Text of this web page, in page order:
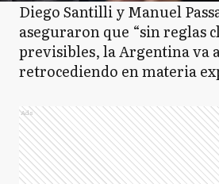
Diego Santilli y Manuel
aseguraron que “sin reglas
previsibles, la Argentina va
retrocediendo en materia
Ads